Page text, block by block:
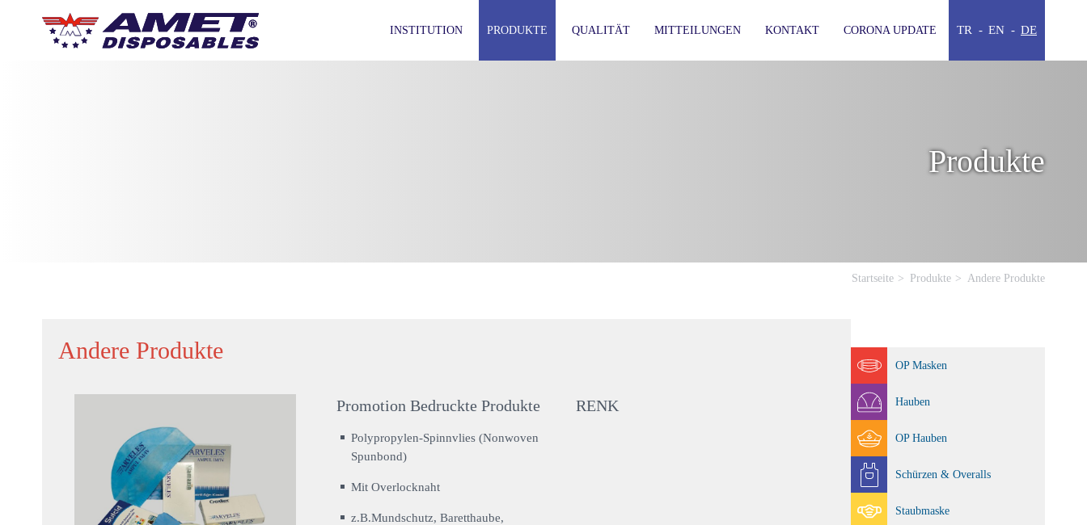
INSTITUTION PRODUKTE QUALITÄT MITTEILUNGEN KONTAKT CORONA UPDATE TR EN DE
Produkte
Startseite Produkte Andere Produkte
Andere Produkte
Promotion Bedruckte Produkte
Polypropylen-Spinnvlies (Nonwoven
Spunbond)
Mit Overlocknaht
z.B.Mundschutz, Baretthaube,
RENK
OP Masken
Hauben
OP Hauben
Schürzen & Overalls
Staubmaske